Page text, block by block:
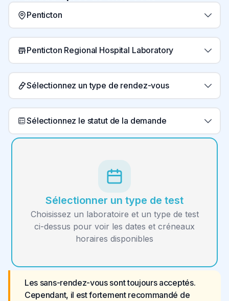
Penticton
Penticton Regional Hospital Laboratory
Sélectionnez un type de rendez-vous
Sélectionnez le statut de la demande
Sélectionner un type de test
Choisissez un laboratoire et un type de test
ci-dessus pour voir les dates et créneaux
horaires disponibles
Les sans-rendez-vous sont toujours acceptés.
Cependant, il est fortement recommandé de